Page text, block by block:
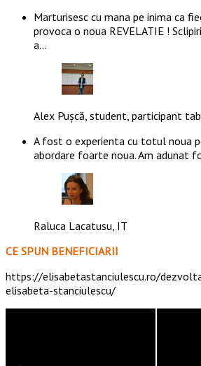
Marturisesc cu mana pe inima ca
provoca o noua REVELATIE !
a…
Alex Pușcă, student, participant
A fost o experienta cu totul noua
abordare foarte noua. Am adunat
Raluca Lacatusu, IT
CE SPUN BENEFICIARII
https://elisabetastanciulescu.ro/
elisabeta-stanciulescu/